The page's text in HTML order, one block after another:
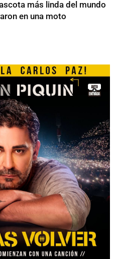
más linda del mundo
en una moto